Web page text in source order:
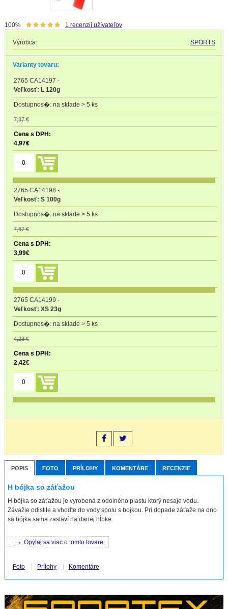
100% 1 recenzií užívateľov
Výrobca: SPORTS
Varianty tovaru:
2765 CA14197 -
Veľkosť: L 120g
na sklade > 5 ks
7,87 €
4,97€
2765 CA14198-
Veľkosť: S 100g
na sklade > 5 ks
7,87 €
3,99€
2765 CA14199 -
Veľkosť: XS 23g
na sklade > 5 ks
4,23 €
2,42€
POPIS FOTO PRÍLOHY KOMENTÁRE RECENZIE
H bójka so záťažou
H bójka so záťažou je vyrobená z odolného plastu ktorý nesaje vodu.
Závažie odistite a vhoďte do vody spolu s bojkou. Pri dopade záťaže na dno
sa bójka sama zastaví na danej hĺbke.
→ Opýtaj sa viac o tomto tovare
Foto Prílohy Komentáre